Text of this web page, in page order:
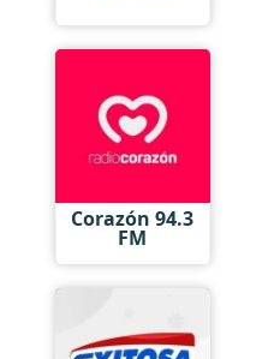
Corazón 94.3
FM